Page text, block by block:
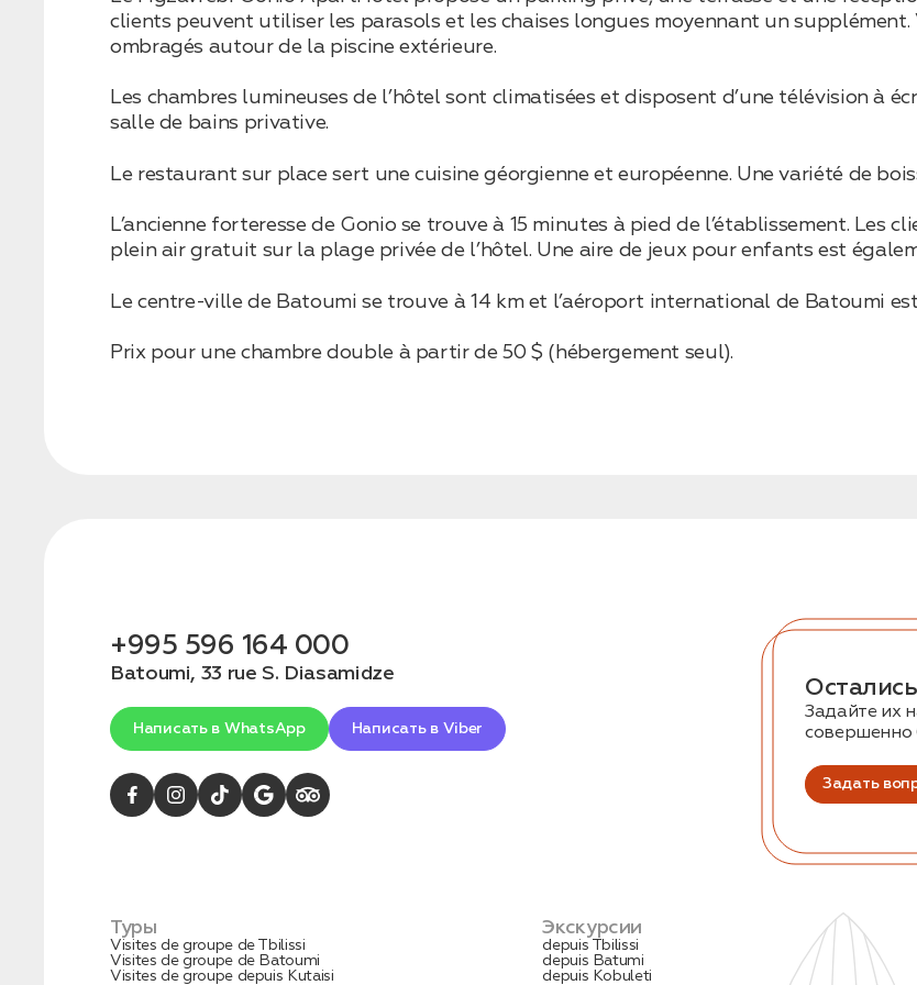
clients peuvent utiliser les parasols et les chaises longues moyennant un
ombragés autour de la piscine extérieure.
Les chambres lumineuses de l’hôtel sont climatisées et disposent d’une télévision à
salle de bains privative.
Le restaurant sur place sert une cuisine géorgienne et européenne. Une variété de
L’ancienne forteresse de Gonio se trouve à 15 minutes à pied de l’établissement. Les
plein air gratuit sur la plage privée de l’hôtel. Une aire de jeux pour enfants est
Le centre-ville de Batoumi se trouve à 14 km et l’aéroport international de Batoumi
Prix pour une chambre double à partir de 50 $ (hébergement seul).
+995 596 164 000
Batoumi, 33 rue S. Diasamidze
Написать в WhatsApp Написать в Viber
Задайте их
совершенно
Задать
Туры
Visites de groupe de Tbilissi
Visites de groupe de Batoumi
Visites de groupe depuis Kutaisi
Экскурсии
depuis Tbilissi
depuis Batumi
depuis Kobuleti
Бронирование
Оставьте свои данные, чтобы мы могли
Дата:
Кол-во человек:0
1. Выберите нужный автомобиль
2. Заполните форму
Заказать трансфер